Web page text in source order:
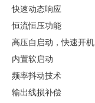
快速动态响应
恒流恒压功能
高压自启动，快速开机
内置软启动
频率抖动技术
输出线损补偿